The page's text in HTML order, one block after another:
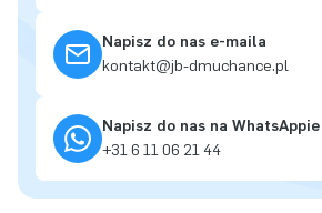
Napisz do nas e-maila
kontakt@jb-dmuchance.pl
Napisz do nas na WhatsAppie
+31 6 11 06 21 44